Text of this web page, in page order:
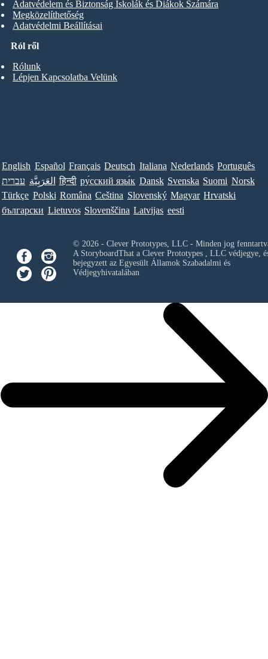
Ról ről
Rólunk
Lépjen Kapcsolatba Velünk
Adatvédelem és Biztonság Iskolák és Diákok Számára
Megközelíthetőség
Adatvédelmi Beállításai
English Español Français Deutsch Italiana Nederlands Português
עברית العَرَبِيَّة हिन्दी ру́сский язы́к Dansk Svenska Suomi Norsk
Türkçe Polski Româna Ceština Slovenský Magyar Hrvatski
български Lietuvos Slovenščina Latvijas eesti
© 2026 - Clever Prototypes, LLC - Minden jog
A StoryboardThat a Clever Prototypes , LLCvédjegye,
bejegyzett az Egyesült Államok Szabadalmi és
Védjegyhivatalában